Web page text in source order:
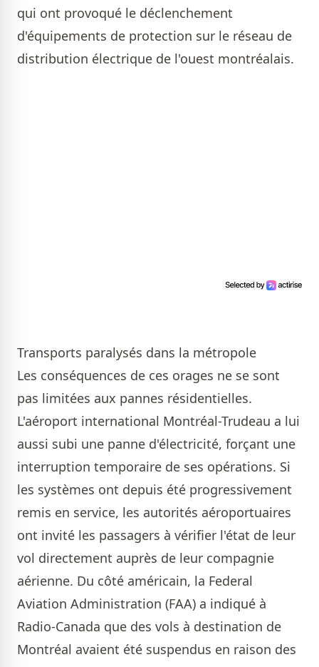
qui ont provoqué le déclenchement
d'équipements de protection sur le réseau de
distribution électrique de l'ouest montréalais.
Transports paralysés dans la métropole
Les conséquences de ces orages ne se sont
pas limitées aux pannes résidentielles.
L'aéroport international Montréal-Trudeau a lui
aussi subi une panne d'électricité, forçant une
interruption temporaire de ses opérations. Si
les systèmes ont depuis été progressivement
remis en service, les autorités aéroportuaires
ont invité les passagers à vérifier l'état de leur
vol directement auprès de leur compagnie
aérienne. Du côté américain, la Federal
Aviation Administration (FAA) a indiqué à
Radio-Canada que des vols à destination de
Montréal avaient été suspendus en raison des